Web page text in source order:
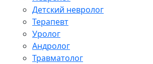
Детский невролог
Терапевт
Уролог
Андролог
Травматолог